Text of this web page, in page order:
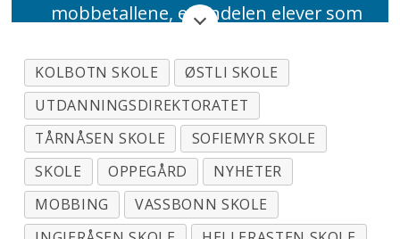
mobbetallene, er andelen elever som
med fjoråret.
På 7. trinn svarer 12 prosent at de har
vært utsatt for mobbing, på 10. trinn
er andelen 11 prosent og i vg1 er
andelen 6 prosent.
KOLBOTN SKOLE
ØSTLI SKOLE
UTDANNINGSDIREKTORATET
TÅRNÅSEN SKOLE
SOFIEMYR SKOLE
SKOLE
OPPEGÅRD
NYHETER
MOBBING
VASSBONN SKOLE